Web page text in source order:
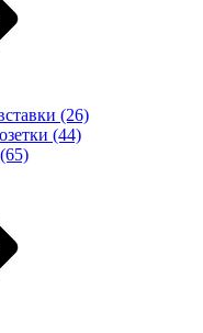
(26)
(44)
(65)